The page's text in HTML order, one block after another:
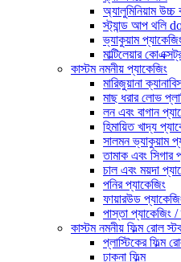
অ্যালুমিনিয়াম উচ্চ
স্ট্যান্ড আপ থলি
ভ্যাকুয়াম
মাল্টিলেয়ার
কাস্টম নমনীয় প্যাকেজিং
মারিজুয়ানা
মাছ ধরার লোভ
লন এবং বাগান
হিমায়িত খাদ্য
সালমন ভ্যাকুয়াম
তামাক এবং সিগার
চাল এবং ময়দা
পনির প্যাকেজিং
ফায়ারউড
পাস্তা প্যাকেজিং
কাস্টম নমনীয় ফিল্ম রোল
প্লাস্টিকের ফিল্ম
ঢাকনা ফিল্ম